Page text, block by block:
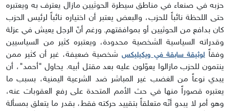
حزبه في صنعاء في مناطق سيطرة الحوثيين مازال يعترف به ويعتبره
حتى اللحظة نائباً للحزب، والبعض يعتبر أن اختياره نائباً لرئيس الحزب
كان بدافع من الحوثيين أو بموافقتهم. ورغم أنّ الرجل يعيش في عزلة
وقدراته السياسية الشخصية محدودة، ويعتبره كثير من السياسيين
وفقاًلوثيقة سابقة في ويكيليكس شخصية ضعيفة، غير أن كثير ممن
ينتمون للحزب مازالوا يعوّلون عليه بعد مقتل أبيه. يحاول "أحمد"، أن
يبدي نوعاً من الغضب غير المباشر ضد الشرعية اليمنية، بسبب ما
يعتبره قصوراً منها في حث الأمم المتحدة على رفع العقوبات عنه،
وهو أمر لا يبدو أنّه متعلقاً بتقييد حركته فقط، بقدر ما يتعلق بمسألة